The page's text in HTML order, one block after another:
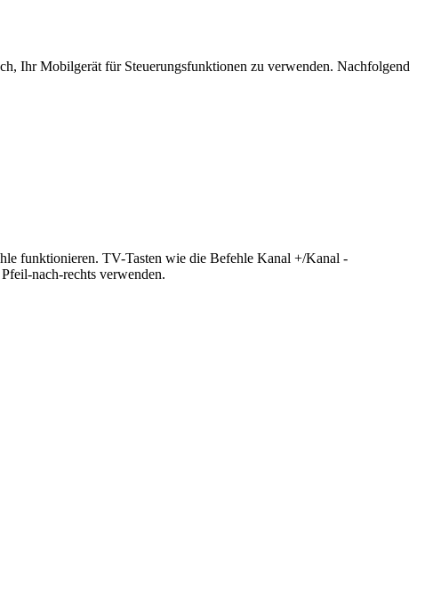
Ihr Mobilgerät für Steuerungsfunktionen zu verwenden. Nachfolgend
funktionieren. TV-Tasten wie die Befehle Kanal +/Kanal -
nach-rechts verwenden.